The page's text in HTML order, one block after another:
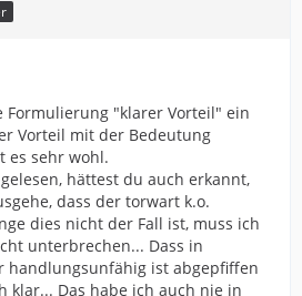
Formulierung "klarer Vorteil" ein
Vorteil mit der Bedeutung
es sehr wohl.
hättest du auch erkannt,
dass der torwart k.o.
dies nicht der Fall ist, muss ich
unterbrechen... Dass in
handlungsunfähig ist abgepfiffen
klar... Das habe ich auch nie in